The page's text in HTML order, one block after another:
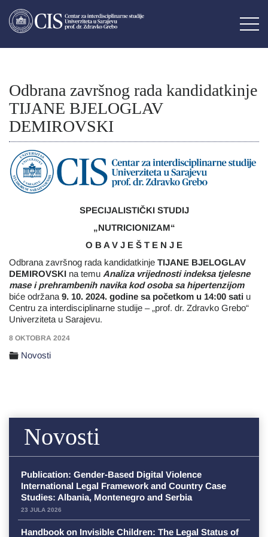
Odbrana završnog rada kandidatkinje
TIJANE BJELOGLAV
DEMIROVSKI
SPECIJALISTIČKI STUDIJ
„NUTRICIONIZAM“
O B A V J E Š T E N J E
Odbrana završnog rada kandidatkinje TIJANE BJELOGLAV
DEMIROVSKI na temu Analiza vrijednosti indeksa tjelesne
mase i prehrambenih navika kod osoba sa hipertenzijom
biće održana 9. 10. 2024. godine sa početkom u 14:00 sati u
Centru za interdisciplinarne studije – „prof. dr. Zdravko Grebo“
Univerziteta u Sarajevu.
8 OKTOBRA 2024
Novosti
Novosti
Publication: Gender-Based Digital Violence
International Legal Framework and Country Case
Studies: Albania, Montenegro and Serbia
23 JULA 2026
Handbook on Invisible Children: The Legal Status of